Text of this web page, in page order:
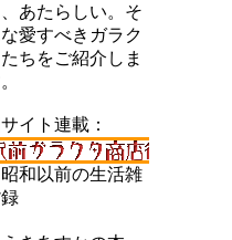
あたらしい。そ
愛すべきガラク
ちをご紹介しま
サイト連載：
和以前の生活雑